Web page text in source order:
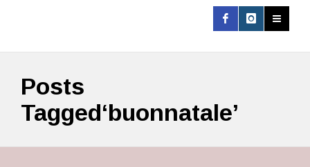
Posts
Tagged‘buonnatale’